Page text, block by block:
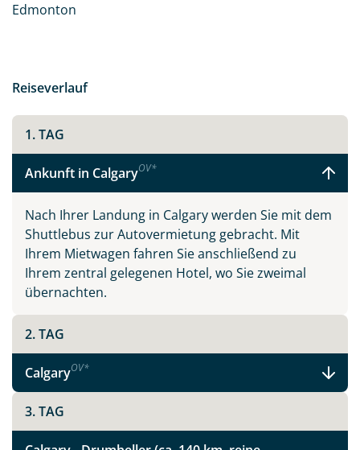
Edmonton
Reiseverlauf
1. TAG
Ankunft in CalgaryOV*
Nach Ihrer Landung in Calgary werden Sie mit dem
Shuttlebus zur Autovermietung gebracht. Mit
Ihrem Mietwagen fahren Sie anschließend zu
Ihrem zentral gelegenen Hotel, wo Sie zweimal
übernachten.
2. TAG
CalgaryOV*
3. TAG